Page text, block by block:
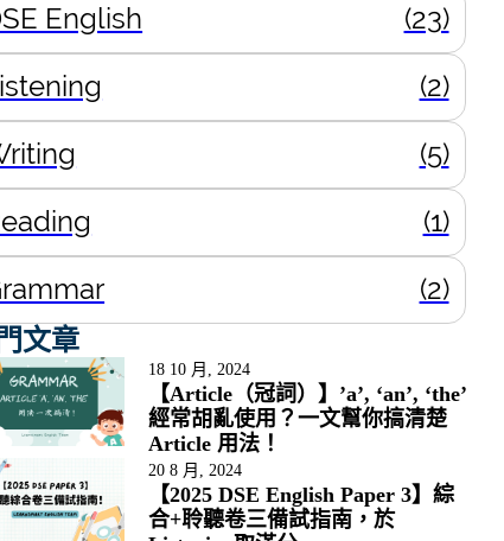
English
(23)
(2)
(5)
(1)
(2)
文章
18 10 月, 2024
【Article（冠詞）】’a’, ‘an’, ‘the’
經常胡亂使用？一文幫你搞清楚
Article 用法！
20 8 月, 2024
【2025 DSE English Paper 3】綜
合+聆聽卷三備試指南，於